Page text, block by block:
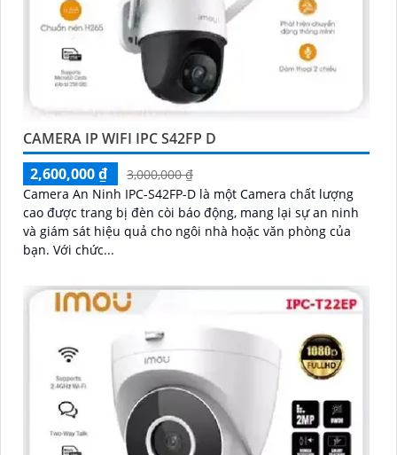
CAMERA IP WIFI IPC S42FP D
2,600,000 ₫
3,000,000 ₫
Camera An Ninh IPC-S42FP-D là một Camera chất lượng
cao được trang bị đèn còi báo động, mang lại sự an ninh
và giám sát hiệu quả cho ngôi nhà hoặc văn phòng của
bạn. Với chức...